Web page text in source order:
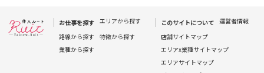
お仕事を探す エリアから探す
路線から探す
特徴から探す
業種から探す
このサイトについて
運営者情報
店舗サイトマップ
エリアx業種サイトマップ
エリアサイトマップ